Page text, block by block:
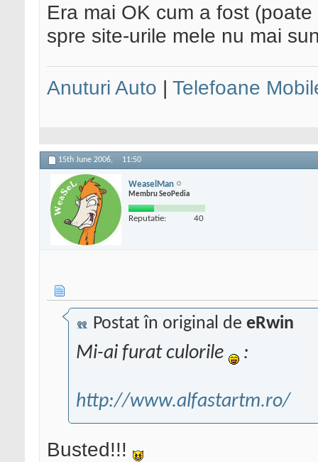
Era mai OK cum a fost
spre site-urile mele nu mai
Anuturi Auto | Telefoane
15th June 2006, 11:50
WeaselMan
Membru SeoPedia
Reputatie: 40
Postat în original de eRwin
Mi-ai furat culorile :
http://www.alfastartm.ro/
Busted!!!